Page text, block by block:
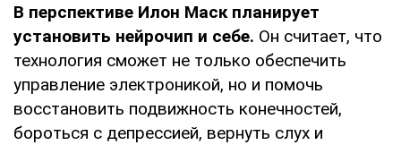
В перспективе Илон Маск планирует
установить нейрочип и себе. Он считает, что
технология сможет не только обеспечить
управление электроникой, но и помочь
восстановить подвижность конечностей,
бороться с депрессией, вернуть слух и